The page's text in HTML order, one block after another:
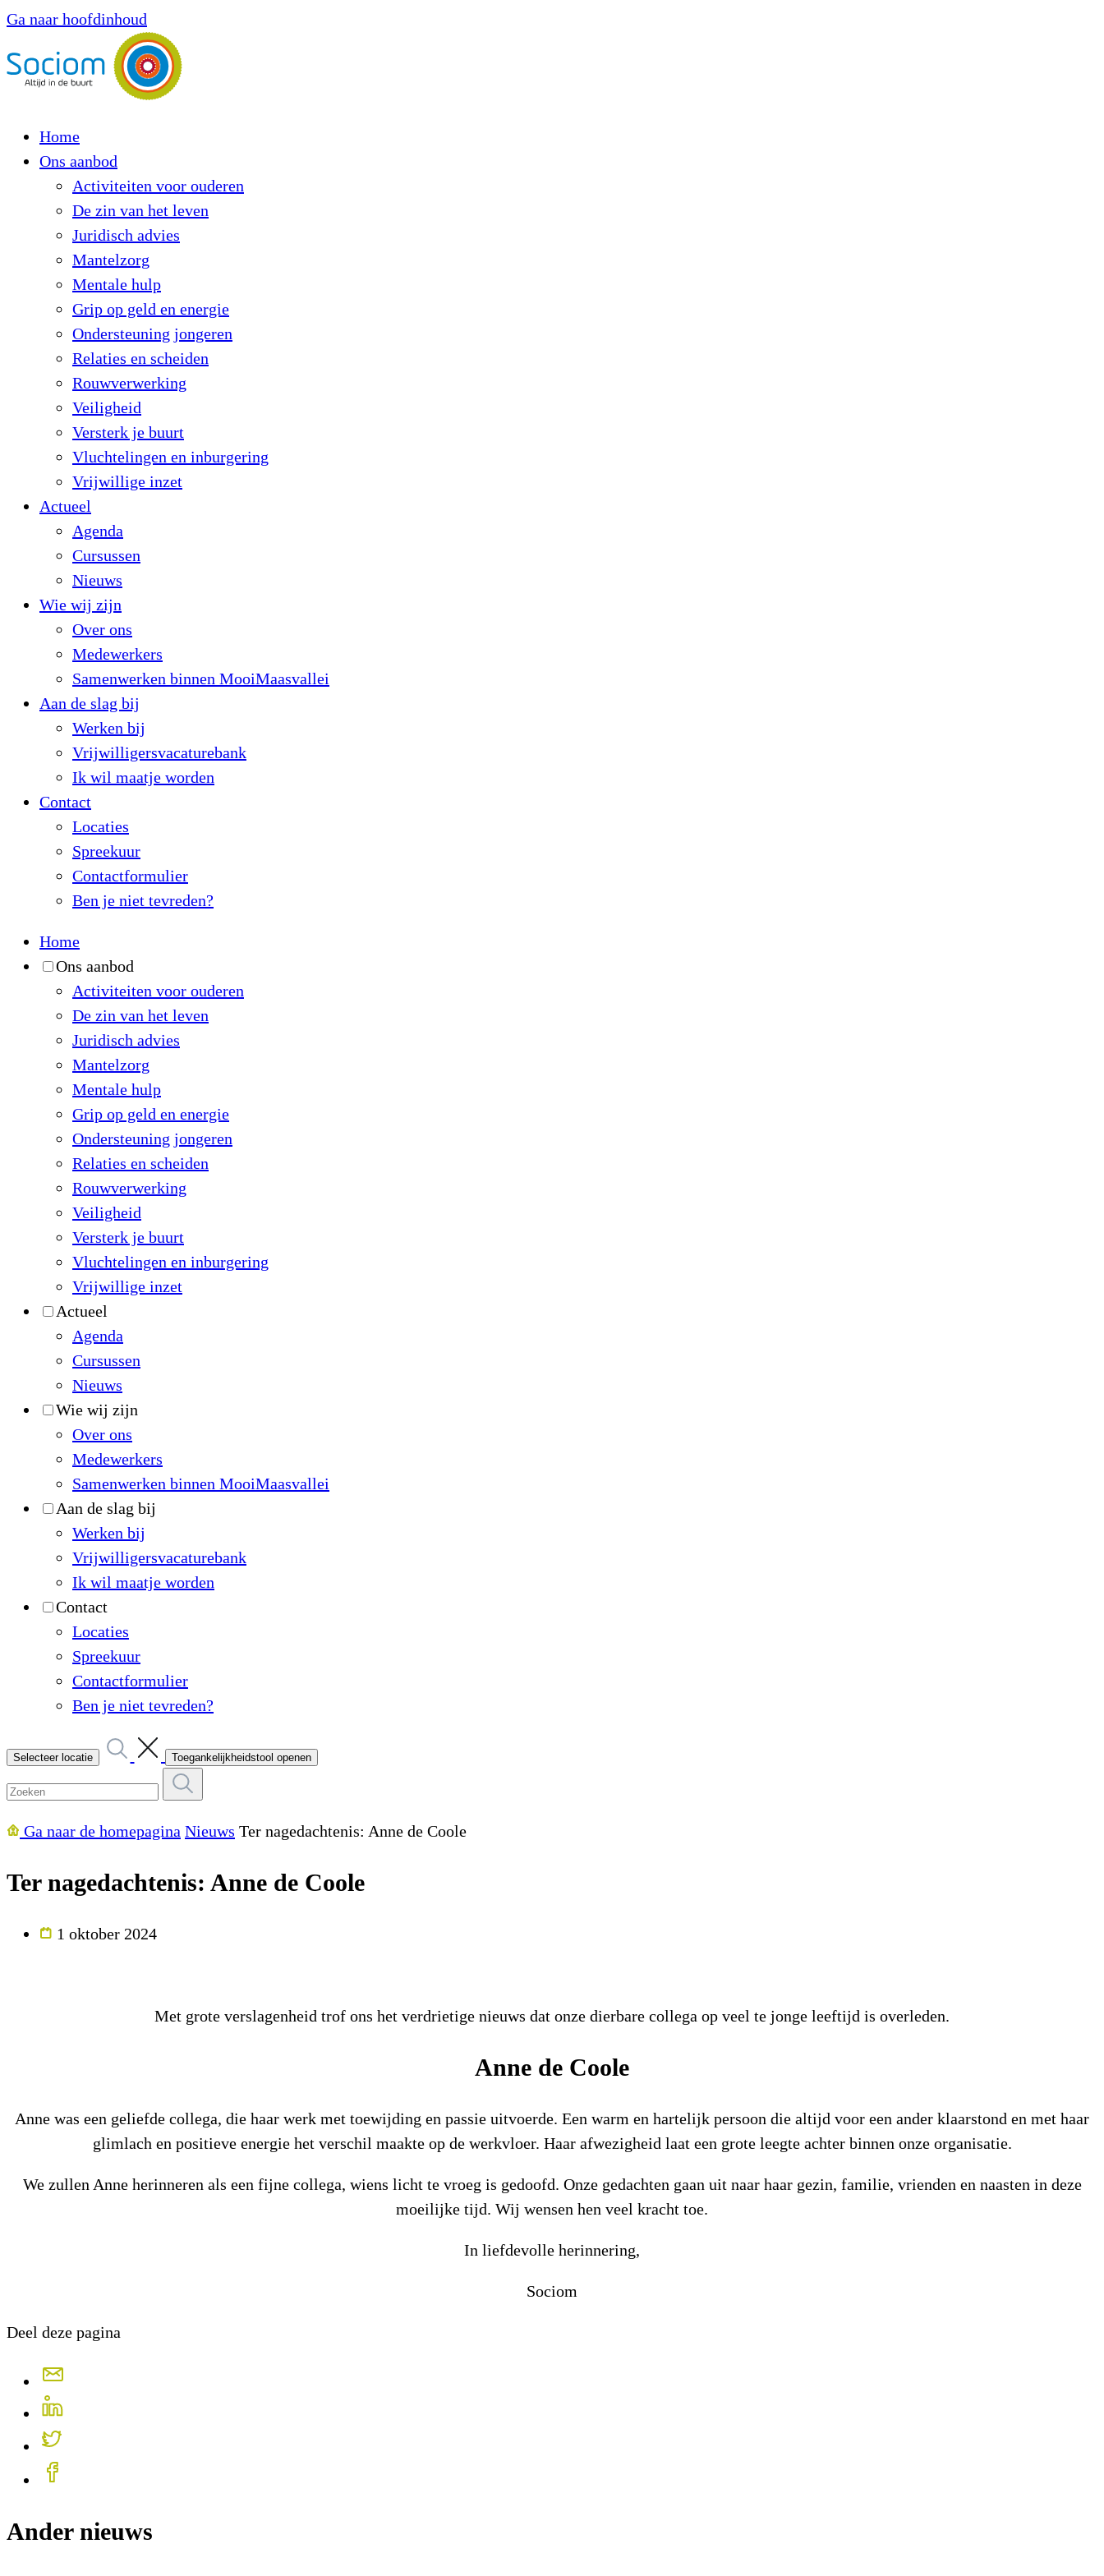
Ga naar hoofdinhoud
Home
Ons aanbod
Activiteiten voor ouderen
De zin van het leven
Juridisch advies
Mantelzorg
Mentale hulp
Grip op geld en energie
Ondersteuning jongeren
Relaties en scheiden
Rouwverwerking
Veiligheid
Versterk je buurt
Vluchtelingen en inburgering
Vrijwillige inzet
Actueel
Agenda
Cursussen
Nieuws
Wie wij zijn
Over ons
Medewerkers
Samenwerken binnen MooiMaasvallei
Aan de slag bij
Werken bij
Vrijwilligersvacaturebank
Ik wil maatje worden
Contact
Locaties
Spreekuur
Contactformulier
Ben je niet tevreden?
Home
Ons aanbod
Activiteiten voor ouderen
De zin van het leven
Juridisch advies
Mantelzorg
Mentale hulp
Grip op geld en energie
Ondersteuning jongeren
Relaties en scheiden
Rouwverwerking
Veiligheid
Versterk je buurt
Vluchtelingen en inburgering
Vrijwillige inzet
Actueel
Agenda
Cursussen
Nieuws
Wie wij zijn
Over ons
Medewerkers
Samenwerken binnen MooiMaasvallei
Aan de slag bij
Werken bij
Vrijwilligersvacaturebank
Ik wil maatje worden
Contact
Locaties
Spreekuur
Contactformulier
Ben je niet tevreden?
Selecteer locatie Toegankelijkheidstool openen
Ga naar de homepagina Nieuws Ter nagedachtenis: Anne de Coole
Ter nagedachtenis: Anne de Coole
1 oktober 2024
Met grote verslagenheid trof ons het verdrietige nieuws dat onze dierbare collega op veel te jonge leeftijd is overleden.
Anne de Coole
Anne was een geliefde collega, die haar werk met toewijding en passie uitvoerde. Een warm en hartelijk persoon die altijd voor een ander klaarstond en met haar
glimlach en positieve energie het verschil maakte op de werkvloer. Haar afwezigheid laat een grote leegte achter binnen onze organisatie.
We zullen Anne herinneren als een fijne collega, wiens licht te vroeg is gedoofd. Onze gedachten gaan uit naar haar gezin, familie, vrienden en naasten in deze
moeilijke tijd. Wij wensen hen veel kracht toe.
In liefdevolle herinnering,
Sociom
Deel deze pagina
Ander nieuws